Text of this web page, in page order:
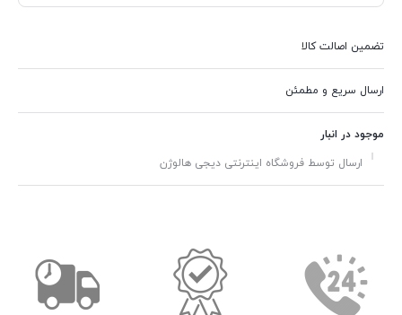
تضمین اصالت کالا
ارسال سریع و مطمئن
موجود در انبار
ارسال توسط فروشگاه اینترنتی دیجی هالوژن